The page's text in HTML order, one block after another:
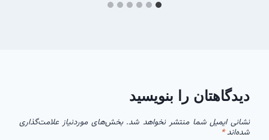
دیدگاهتان را بنویسید
نشانی ایمیل شما منتشر نخواهد شد. بخش‌های موردنیاز علامت‌گذاری
شده‌اند*